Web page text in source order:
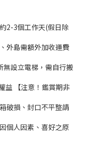
2-3個工作天(假日除
外島需額外加收運費
設立電梯，需自行搬
益 【注意！鑑賞期非
破損、封口不平整請
個人因素、喜好之原